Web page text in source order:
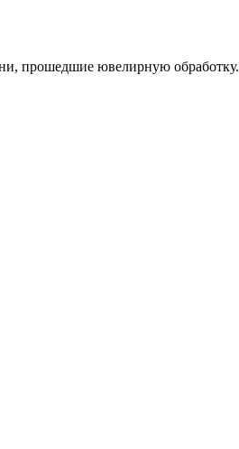
прошедшие ювелирную обработку.